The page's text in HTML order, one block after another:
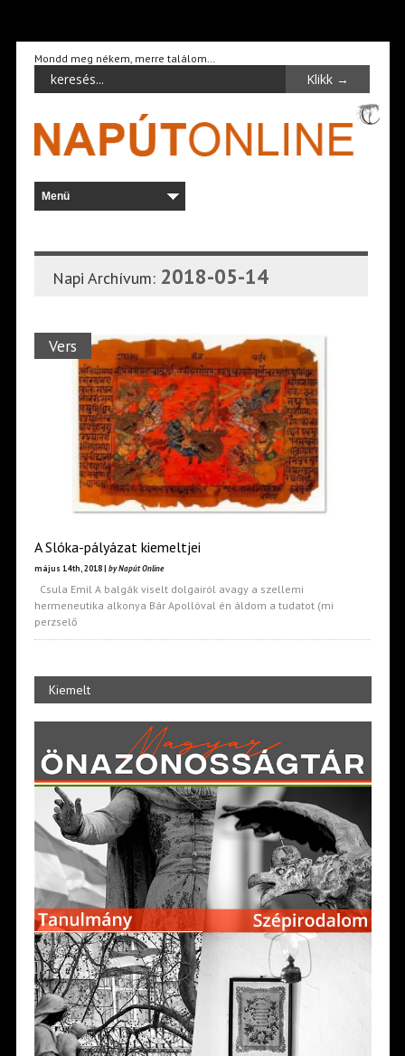
Mondd meg nékem, merre találom…
Napi Archívum: 2018-05-14
Vers
A Slóka-pályázat kiemeltjei
május 14th, 2018 | by Napút Online
Csula Emil A balgák viselt dolgairól avagy a szellemi
hermeneutika alkonya Bár Apollóval én áldom a tudatot (mi
perzselő
Kiemelt